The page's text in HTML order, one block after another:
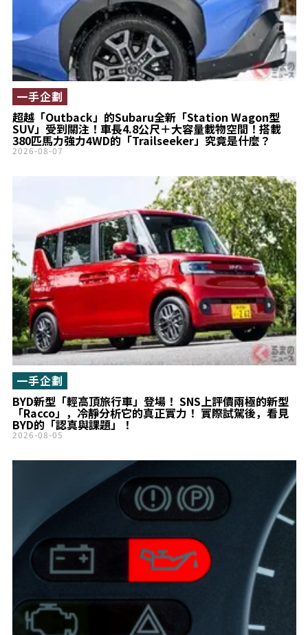
超越「Outback」的Subaru全新「Station Wagon型
SUV」受到關注！車長4.8公尺＋大容量載物空間！搭載
380匹馬力強力4WD的「Trailseeker」究竟是什麼？
一手企劃
2026-08-07
BYD新型「輕高頂旅行車」登場！ SNS上評價兩極的新型
「Racco」，冷靜分析它的真正實力！ 實際試駕後，看見
BYD的「認真與課題」！
一手企劃
2026-08-05